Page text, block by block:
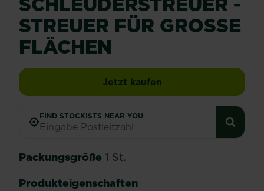
STREUER FÜR GROSSE F
LÄCHEN
Jetzt kaufenSUBSTRAL®
FIND STOCKISTS NEAR YOU
Packungsgröße 1 St.
Produkteigenschaften